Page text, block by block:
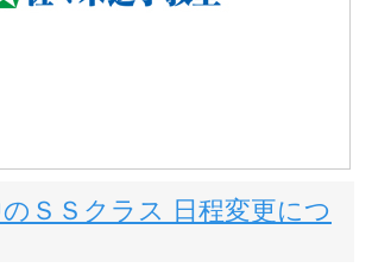
ＳＳクラス 日程変更につ